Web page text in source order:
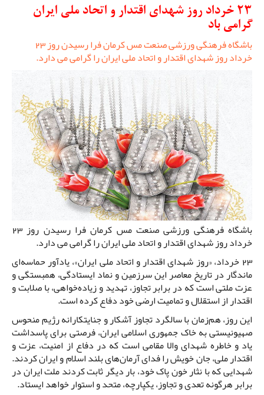
23 خرداد روز شهدای اقتدار و اتحاد ملی ایران
گرامی باد
باشگاه فرهنگی ورزشی صنعت مس کرمان فرا رسیدن روز 23
خرداد روز شهدای اقتدار و اتحاد ملی ایران را گرامی می دارد.
باشگاه فرهنگی ورزشی صنعت مس کرمان فرا رسیدن روز 23
خرداد روز شهدای اقتدار و اتحاد ملی ایران را گرامی می دارد.
23 خرداد، «روز شهدای اقتدار و اتحاد ملی ایران»، یادآور حماسه‌ای
ماندگار در تاریخ معاصر این سرزمین و نماد ایستادگی، همبستگی و
عزت ملتی است که در برابر تجاوز، تهدید و زیاده‌خواهی، با صلابت و
اقتدار از استقلال و تمامیت ارضی خود دفاع کرده است.
این روز، هم‌زمان با سالگرد تجاوز آشکار و جنایتکارانه رژیم منحوس
صهیونیستی به خاک جمهوری اسلامی ایران، فرصتی برای پاسداشت
یاد و خاطره شهدای والا مقامی است که در دفاع از امنیت، عزت و
اقتدار ملی، جان خویش را فدای آرمان‌های بلند اسلام و ایران کردند.
شهدایی که با نثار خون پاک خود، بار دیگر ثابت کردند ملت ایران در
برابر هرگونه تعدی و تجاوز، یکپارچه، متحد و استوار خواهد ایستاد.